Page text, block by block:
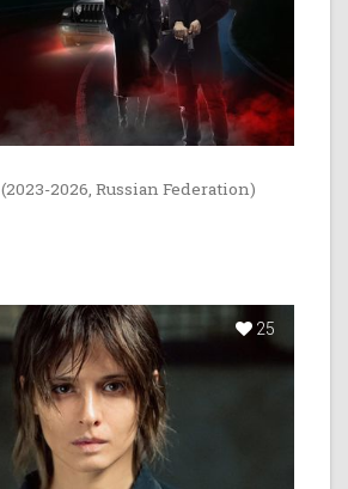
(2023-2026, Russian Federation)
25